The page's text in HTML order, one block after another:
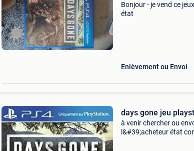
Bonjour - je vend ce
état
Enlèvement ou Envoi
days gone jeu
à venir chercher ou
l&#39;acheteur état